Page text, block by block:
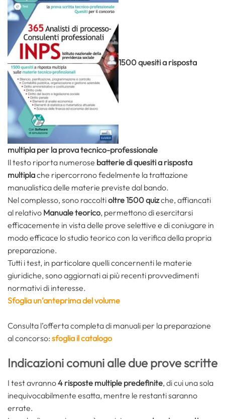
1500 quesiti a risposta
multipla per la prova tecnico-professionale
Il testo riporta numerose batterie di quesiti a risposta
multiplache ripercorrono fedelmente la trattazione
manualistica delle materie previste dal bando.
Nel complesso, sono raccoltioltre 1500 quizche, affiancati
al relativo Manuale teorico, permettono di esercitarsi
efficacemente in vista delle prove selettive e di coniugare in
modo efficace lo studio teorico con la verifica della propria
preparazione.
Tutti i test, in particolare quelli concernenti le materie
giuridiche, sono aggiornati ai più recenti provvedimenti
normativi di interesse.
Sfoglia un’anteprima del volume
Consulta l’offerta completa di manuali per la preparazione
al concorso: sfoglia il catalogo
Indicazioni comuni alle due prove scritte
I test avranno4 risposte multiple predefinite, di cui una sola
inequivocabilmente esatta, mentre le restanti saranno
errate.